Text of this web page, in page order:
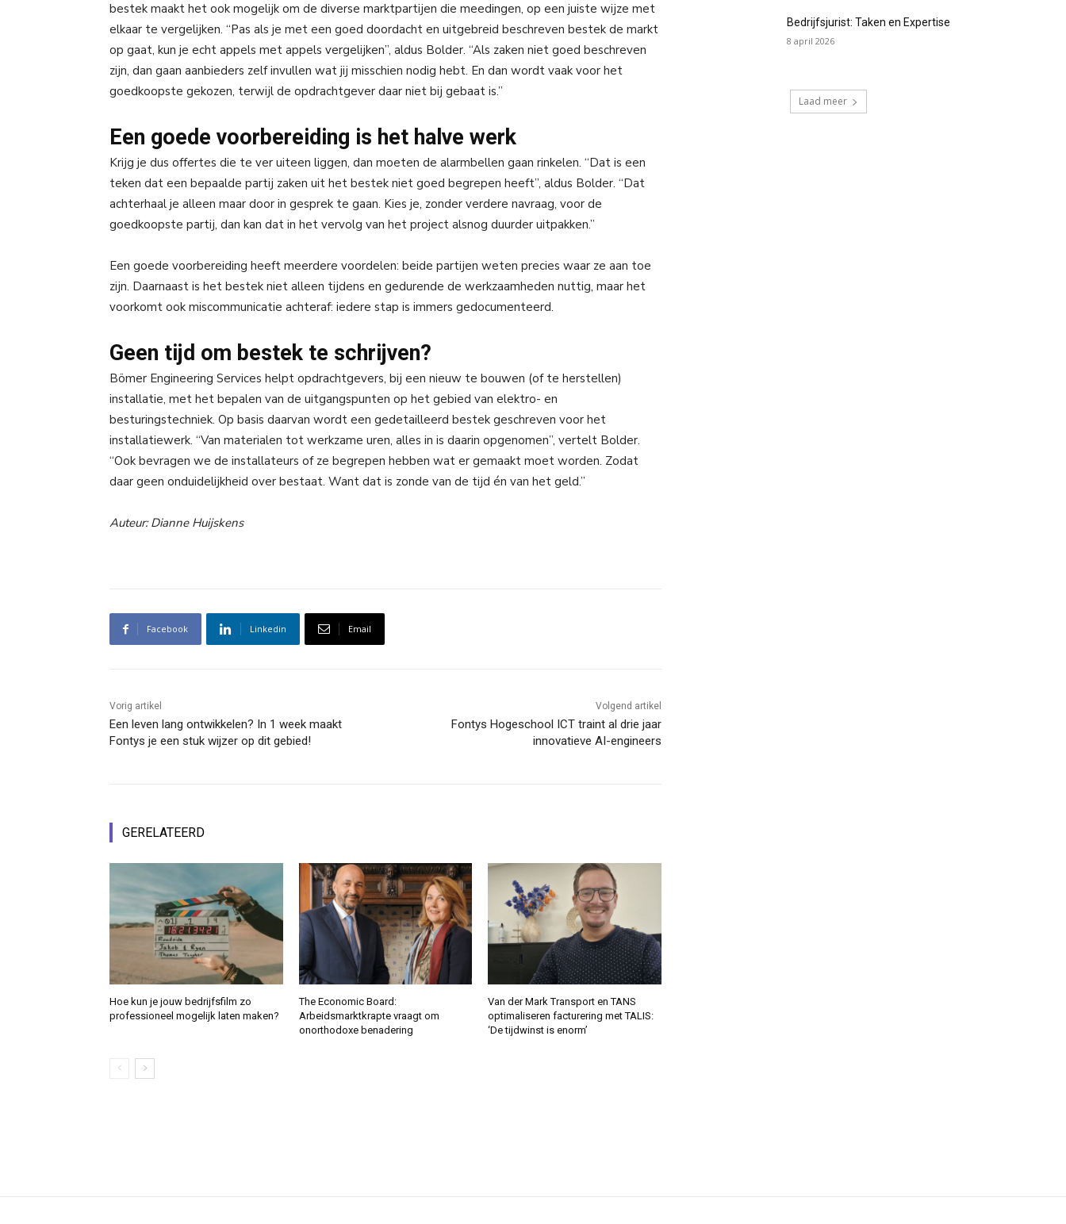
bestek maakt het ook mogelijk om de diverse marktpartijen die meedingen, op een juiste wijze met
elkaar te vergelijken. “Pas als je met een goed doordacht en uitgebreid beschreven bestek de markt
op gaat, kun je echt appels met appels vergelijken”, aldus Bolder. “Als zaken niet goed beschreven
zijn, dan gaan aanbieders zelf invullen wat jij misschien nodig hebt. En dan wordt vaak voor het
goedkoopste gekozen, terwijl de opdrachtgever daar niet bij gebaat is.”
Een goede voorbereiding is het halve werk
Krijg je dus offertes die te ver uiteen liggen, dan moeten de alarmbellen gaan rinkelen. “Dat is een
teken dat een bepaalde partij zaken uit het bestek niet goed begrepen heeft”, aldus Bolder. “Dat
achterhaal je alleen maar door in gesprek te gaan. Kies je, zonder verdere navraag, voor de
goedkoopste partij, dan kan dat in het vervolg van het project alsnog duurder uitpakken.”
Een goede voorbereiding heeft meerdere voordelen: beide partijen weten precies waar ze aan toe
zijn. Daarnaast is het bestek niet alleen tijdens en gedurende de werkzaamheden nuttig, maar het
voorkomt ook miscommunicatie achteraf: iedere stap is immers gedocumenteerd.
Geen tijd om bestek te schrijven?
Bömer Engineering Services helpt opdrachtgevers, bij een nieuw te bouwen (of te herstellen)
installatie, met het bepalen van de uitgangspunten op het gebied van elektro- en
besturingstechniek. Op basis daarvan wordt een gedetailleerd bestek geschreven voor het
installatiewerk. “Van materialen tot werkzame uren, alles in is daarin opgenomen”, vertelt Bolder.
“Ook bevragen we de installateurs of ze begrepen hebben wat er gemaakt moet worden. Zodat
daar geen onduidelijkheid over bestaat. Want dat is zonde van de tijd én van het geld.”
Auteur: Dianne Huijskens
Facebook Linkedin Email
Vorig artikel
Een leven lang ontwikkelen? In 1 week maakt
Fontys je een stuk wijzer op dit gebied!
Volgend artikel
Fontys Hogeschool ICT traint al drie jaar
innovatieve AI-engineers
GERELATEERD
Hoe kun je jouw bedrijfsfilm zo
professioneel mogelijk laten maken?
The Economic Board:
Arbeidsmarktkrapte vraagt om
onorthodoxe benadering
Van der Mark Transport en TANS
optimaliseren facturering met TALIS:
‘De tijdwinst is enorm’
Bedrijfsjurist: Taken en Expertise
8 april 2026
Laad meer